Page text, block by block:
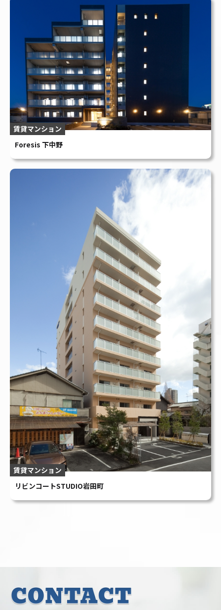
賃貸マンション
リビンコートSTUDIO岩田町
お問い合わせはこちら
人生戦略、私たちと一緒に“建てて”いきま
せんか？
まずはお気軽にご相談ください。
わせ 情報